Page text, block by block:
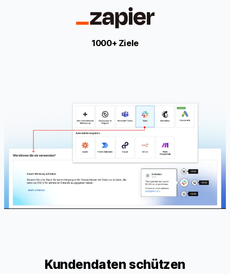
1000+ Ziele
Kundendaten schützen